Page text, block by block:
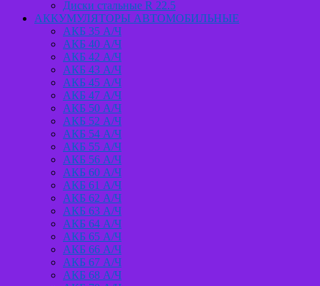
Диски стальные R 22.5
АККУМУЛЯТОРЫ АВТОМОБИЛЬНЫЕ
АКБ 35 А/Ч
АКБ 40 А/Ч
АКБ 42 А/Ч
АКБ 43 А/Ч
АКБ 45 А/Ч
АКБ 47 А/Ч
АКБ 50 А/Ч
АКБ 52 А/Ч
АКБ 54 А/Ч
АКБ 55 А/Ч
АКБ 56 А/Ч
АКБ 60 А/Ч
АКБ 61 А/Ч
АКБ 62 А/Ч
АКБ 63 А/Ч
АКБ 64 А/Ч
АКБ 65 А/Ч
АКБ 66 А/Ч
АКБ 67 А/Ч
АКБ 68 А/Ч